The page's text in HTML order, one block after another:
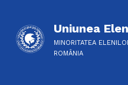
Uniunea
MINORITATEA
ROMÂNIA